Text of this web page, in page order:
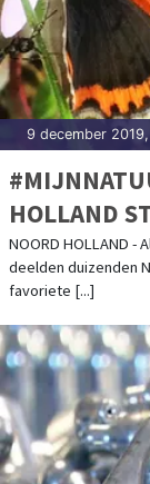
9 december
HOLLAND
NOORD HOLLAND
deelden duizenden
favoriete [...]